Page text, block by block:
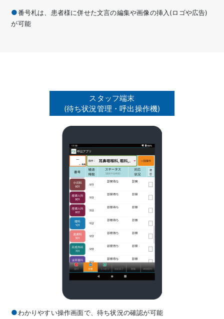
番号札は、患者様に併せた文言の編集や画像の挿入(ロゴや広告)
が可能
スタッフ端末
(待ち状況管理・呼出操作機)
わかりやすい操作画面で、待ち状況の確認が可能